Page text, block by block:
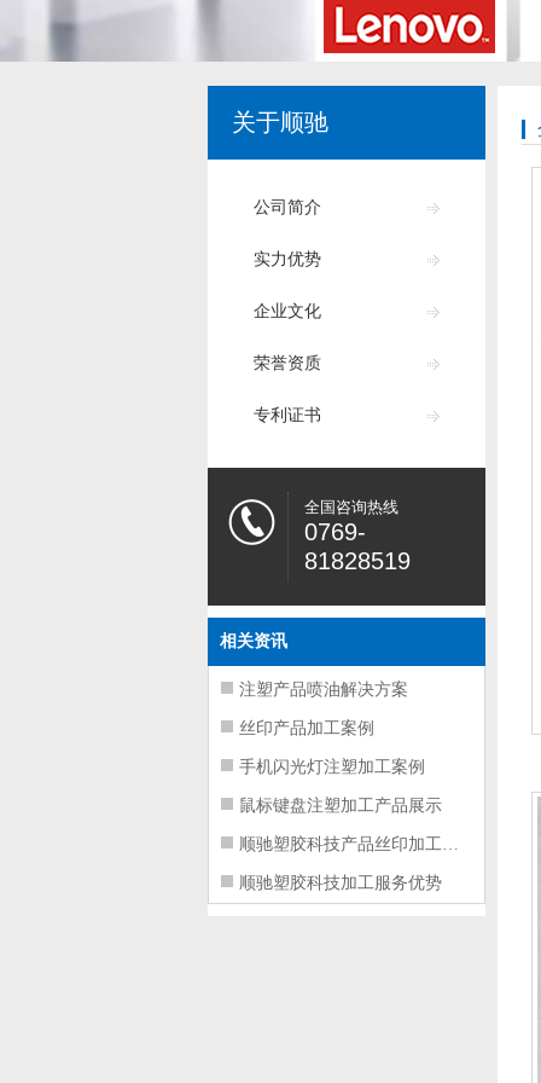
关于顺驰
公司简介
实力优势
企业文化
荣誉资质
专利证书
全国咨询热线
0769-
81828519
相关资讯
注塑产品喷油解决方案
丝印产品加工案例
手机闪光灯注塑加工案例
鼠标键盘注塑加工产品展示
顺驰塑胶科技产品丝印加工服务
顺驰塑胶科技加工服务优势